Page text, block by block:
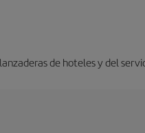
de hoteles y del